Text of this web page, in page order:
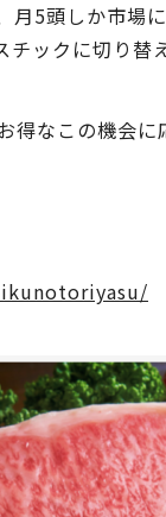
5頭しか市場
ックに切り
なこの機会に